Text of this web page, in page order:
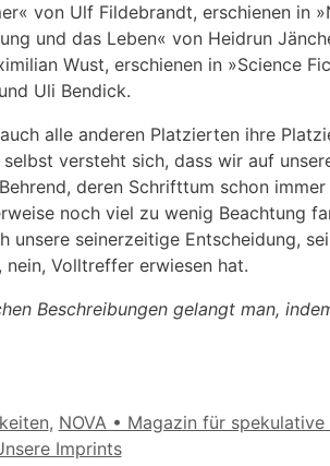
von Ulf Fildebrandt, erschienen in
und das Leben« von Heidrun
Wust, erschienen in »Science
Uli Bendick.
alle anderen Platzierten ihre
versteht sich, dass wir auf
deren Schrifttum schon
noch viel zu wenig Beachtung
unsere seinerzeitige Entscheidung,
Volltreffer erwiesen hat.
Beschreibungen gelangt man,
, NOVA • Magazin für
Imprints